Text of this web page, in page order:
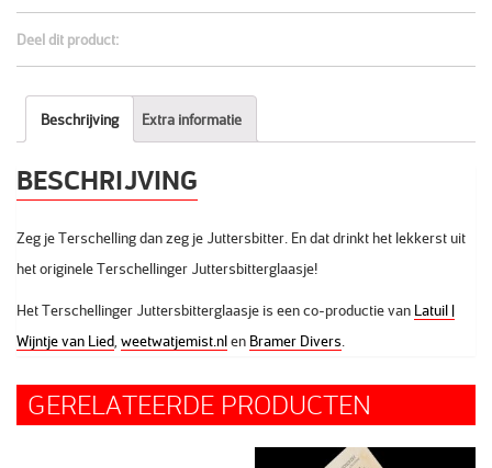
Deel dit product:
Beschrijving Extra informatie
BESCHRIJVING
Zeg je Terschelling dan zeg je Juttersbitter. En dat drinkt het lekkerst uit
het originele Terschellinger Juttersbitterglaasje!
Het Terschellinger Juttersbitterglaasje is een co-productie van Latuil |
Wijntje van Lied weetwatjemist.nlen Bramer Divers
GERELATEERDE PRODUCTEN